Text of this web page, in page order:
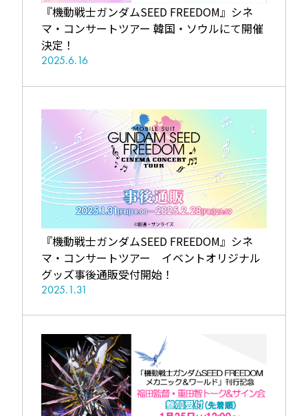
『機動戦士ガンダムSEED FREEDOM』シネ
マ・コンサートツアー 韓国・ソウルにて開催
決定！
2025.6.16
『機動戦士ガンダムSEED FREEDOM』シネ
マ・コンサートツアー イベントオリジナル
グッズ事後通販受付開始！
2025.1.31